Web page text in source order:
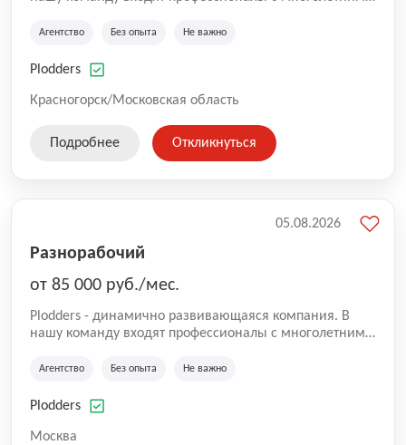
на рынке аутсорсинга, а накопленный опыт позволяют
оказываемых услуг.
Агентство Без опыта Не важно
Plodders
Красногорск/Московская область
Подробнее Откликнуться
Разнорабочий
от 85 000 руб./мес.
Plodders - динамично развивающаяся компания. В
нашу команду входят профессионалы с многолетним
на рынке аутсорсинга, а накопленный опыт позволяют
оказываемых услуг.
Агентство Без опыта Не важно
Plodders
Москва
05.08.2026